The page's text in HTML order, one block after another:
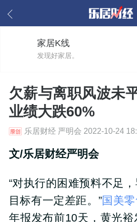
家居K线
发现好家居。
欠薪与离职风波未
业绩大跌60%
乐居财经 严明会 2022-10-24
文/乐居财经严明会
“对执行的困难预料不足
目标有一定差距。”国美零
年报发布前10天，黄光